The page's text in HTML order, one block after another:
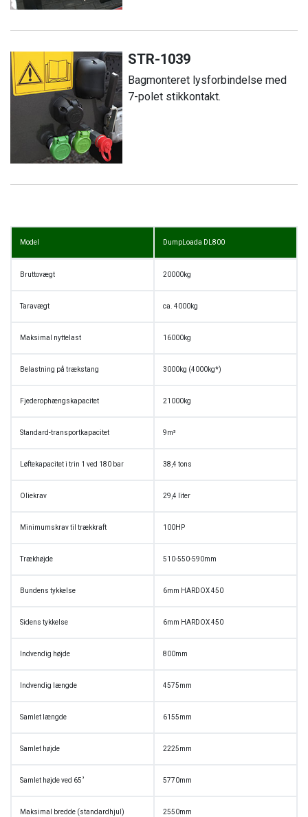
STR-1039
Bagmonteret lysforbindelse med
7-polet stikkontakt.
Model DumpLoada DL800
Bruttovægt 20000kg
Taravægt ca. 4000kg
Maksimal nyttelast 16000kg
Belastning på trækstang 3000kg (4000kg*)
Fjederophængskapacitet 21000kg
Standard-transportkapacitet 9m³
Løftekapacitet i trin 1 ved 180 bar 38,4 tons
Oliekrav 29,4 liter
Minimumskrav til trækkraft 100HP
Trækhøjde 510-550-590mm
Bundens tykkelse 6mm HARDOX 450
Sidens tykkelse 6mm HARDOX 450
Indvendig højde 800mm
Indvendig længde 4575mm
Samlet længde 6155mm
Samlet højde 2225mm
Samlet højde ved 65˚ 5770mm
Maksimal bredde (standardhjul) 2550mm